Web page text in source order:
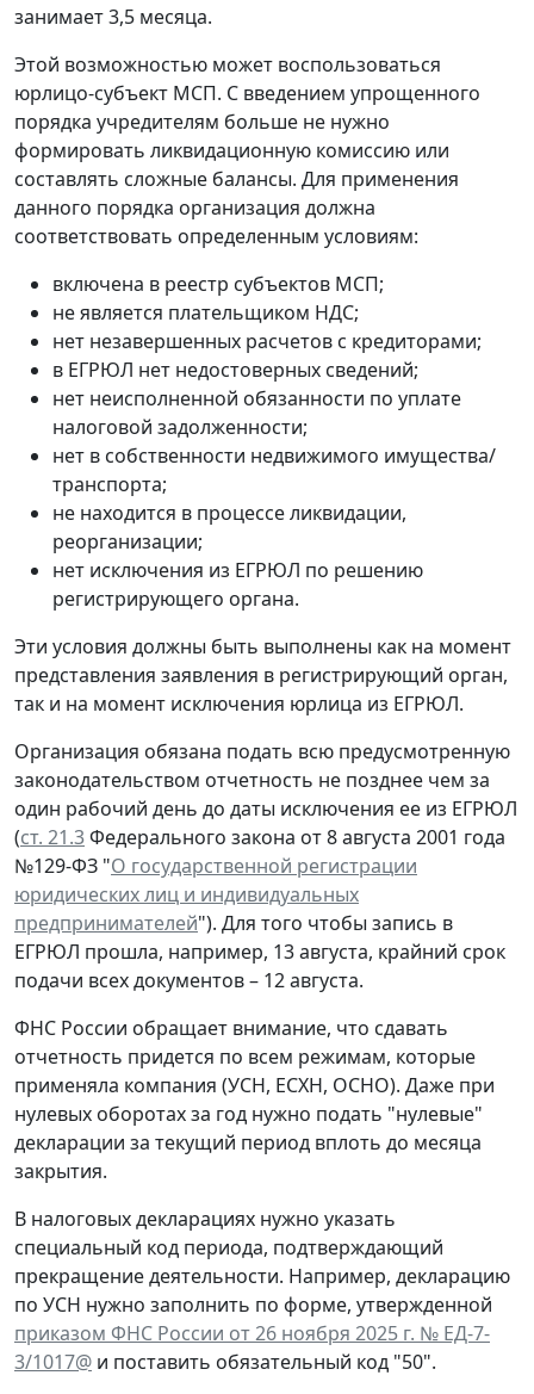
занимает 3,5 месяца.
Этой возможностью может воспользоваться
юрлицо-субъект МСП. С введением упрощенного
порядка учредителям больше не нужно
формировать ликвидационную комиссию или
составлять сложные балансы. Для применения
данного порядка организация должна
соответствовать определенным условиям:
включена в реестр субъектов МСП;
не является плательщиком НДС;
нет незавершенных расчетов с кредиторами;
в ЕГРЮЛ нет недостоверных сведений;
нет неисполненной обязанности по уплате
налоговой задолженности;
нет в собственности недвижимого имущества/
транспорта;
не находится в процессе ликвидации,
реорганизации;
нет исключения из ЕГРЮЛ по решению
регистрирующего органа.
Эти условия должны быть выполнены как на момент
представления заявления в регистрирующий орган,
так и на момент исключения юрлица из ЕГРЮЛ.
Организация обязана подать всю предусмотренную
законодательством отчетность не позднее чем за
один рабочий день до даты исключения ее из ЕГРЮЛ
(ст. 21.3Федерального закона от 8 августа 2001 года
№129-ФЗ "О государственной регистрации
юридических лиц и индивидуальных
предпринимателей"). Для того чтобы запись в
ЕГРЮЛ прошла, например, 13 августа, крайний срок
подачи всех документов – 12 августа.
ФНС России обращает внимание, что сдавать
отчетность придется по всем режимам, которые
применяла компания (УСН, ЕСХН, ОСНО). Даже при
нулевых оборотах за год нужно подать "нулевые"
декларации за текущий период вплоть до месяца
закрытия.
В налоговых декларациях нужно указать
специальный код периода, подтверждающий
прекращение деятельности. Например, декларацию
по УСН нужно заполнить по форме, утвержденной
приказом ФНС России от 26 ноября 2025 г. № ЕД-7-
3/1017@ и поставить обязательный код "50".